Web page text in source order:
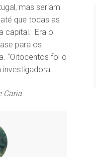
mas seriam
que todas as
capital. Era o
para os
“Oitocentos foi o
investigadora.
Caria.